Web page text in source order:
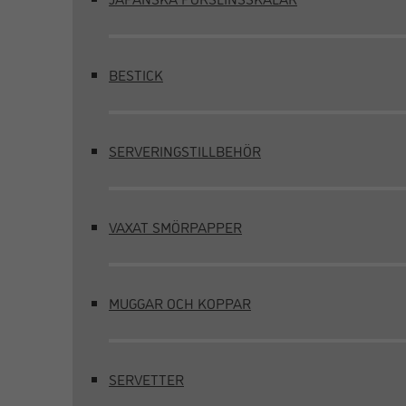
BESTICK
SERVERINGSTILLBEHÖR
VAXAT SMÖRPAPPER
MUGGAR OCH KOPPAR
SERVETTER